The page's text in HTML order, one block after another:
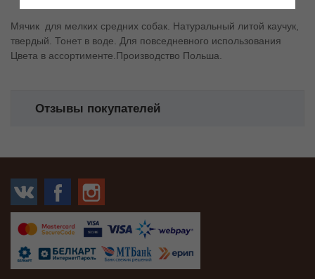
Мячик для мелких средних собак. Натуральный литой каучук,
твердый. Тонет в воде. Для повседневного использования
Цвета в ассортименте.Производство Польша.
Отзывы покупателей